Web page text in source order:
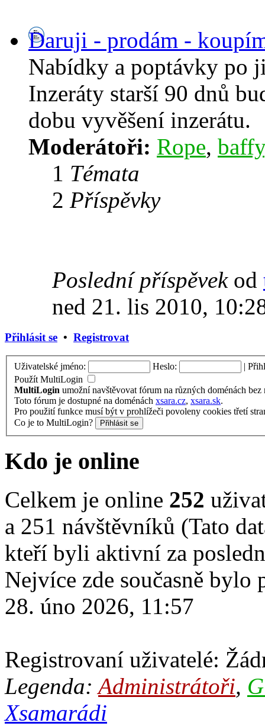
Daruji - prodám -
Nabídky a poptávky po
Inzeráty starší 90 dnů
dobu vyvěšení inzerátu.
Moderátoři: Rope, baffy
1 Témata
2 Příspěvky
Poslední příspěvekod
ned 21. lis 2010,
Přihlásit se • Registrovat
Uživatelské jméno: Heslo: |
Použít MultiLogin
MultiLogin umožní navštěvovat fórum na různých doménách
Toto fórum je dostupné na doménách xsara.cz, xsara.sk.
Pro použití funkce musí být v prohlížeči povoleny cookies třetí
Co je to MultiLogin?
Kdo je online
Celkem je online 252
a 251 návštěvníků (Tato
kteří byli aktivní za
Nejvíce zde současně
28. úno 2026, 11:57
Registrovaní uživatelé:
Legenda:Administrátoři,
Xsamarádi